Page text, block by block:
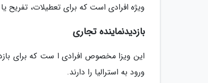
ویژه افرادی است که برای تعطیلات، تفریح
بازدیدنماینده تجاری
این ویزا مخصوص افرادی ا ست که برای
ورود به استرالیا را دارند.